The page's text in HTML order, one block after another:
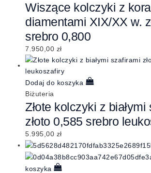
Wiszące kolczyki z
diamentami XIX/XX w.
srebro 0,800
7.950,00 zł
Dodaj do koszyka
Biżuteria
Złote kolczyki z białymi
złoto 0,585 srebro
5.995,00 zł
koszyka